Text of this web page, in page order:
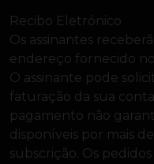
Recibo Eletrónico
Os assinantes
endereço fornecido
O assinante pode
faturação da sua
pagamento não
disponíveis por mais
subscrição. Os